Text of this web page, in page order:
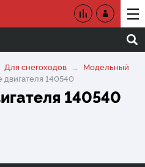
Для снегоходов
Модельный
140540
140540